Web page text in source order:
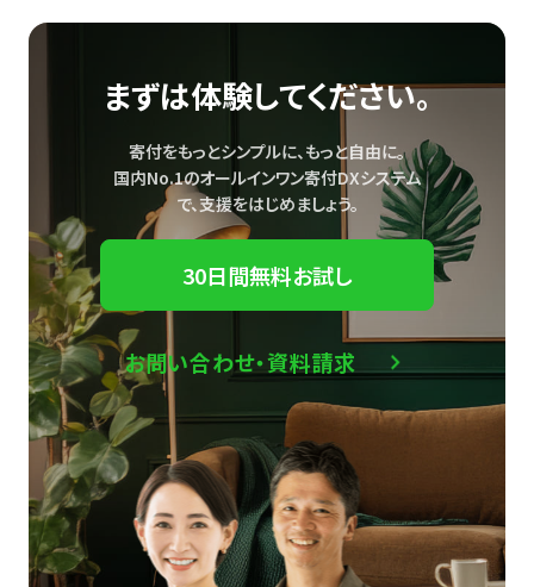
まずは体験してください。
寄付をもっとシンプルに、もっと自由に。
国内No.1のオールインワン寄付DXシステム
で、支援をはじめましょう。
30日間無料お試し
お問い合わせ・資料請求